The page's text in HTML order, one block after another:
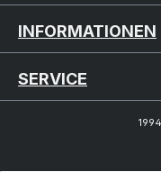
INFORMATIONEN
SERVICE